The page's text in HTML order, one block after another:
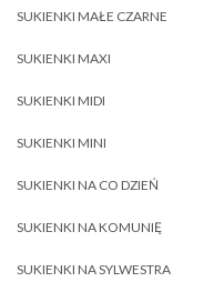
SUKIENKI MAŁE CZARNE
SUKIENKI MAXI
SUKIENKI MIDI
SUKIENKI MINI
SUKIENKI NA CO DZIEŃ
SUKIENKI NA KOMUNIĘ
SUKIENKI NA SYLWESTRA